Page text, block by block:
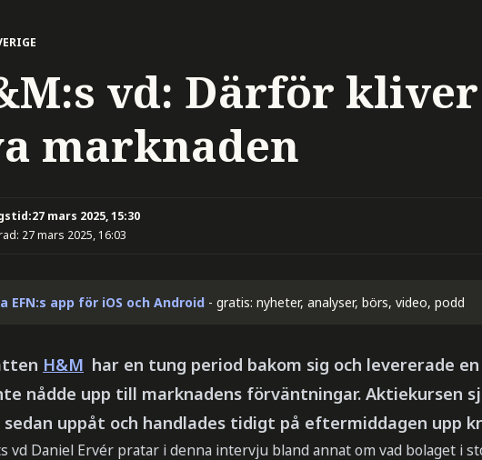
vd: Därför
marknaden
27 mars 2025, 15:30
27 mars 2025, 16:03
EFN:s app för iOS och Android - gratis: nyheter, analyser, börs, video, podd
H&M har en tung period bakom sig och levererade
nådde upp till marknadens förväntningar. Aktiekursen
sedan uppåt och handlades tidigt på eftermiddagen upp
vd Daniel Ervér pratar i denna intervju bland annat om vad bolaget i